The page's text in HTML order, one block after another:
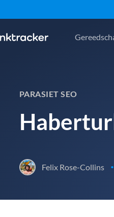
PARASIET SEO
Felix Rose-Collins •